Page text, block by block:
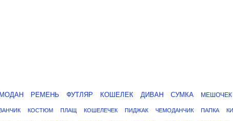
РЕМЕНЬ ФУТЛЯР КОШЕЛЕК ДИВАН СУМКА МЕШОЧЕК
КОСТЮМ ПЛАЩ КОШЕЛЕЧЕК ПИДЖАК ЧЕМОДАНЧИК ПАПКА